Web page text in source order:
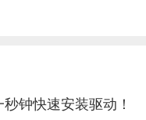
钟快速安装驱动！